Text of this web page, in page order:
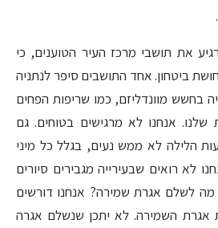
את תושבי מרכז העיר הטוענים, כי
ביטחון. אחד התושבים סיפר לנתניה
בחשש מוונדליזם, כמו שריפות הפחים
שלנו. אנחנו לא מרגישים בטוחים. גם
הלילה לא ממש נעים, בגלל כל מיני
לא רואים שבעירייה מגבירים סיורים
לשלם אגרת שמירה? אנחנו דורשים
אגרת השמירה. לא יתכן שנשלם אגרה